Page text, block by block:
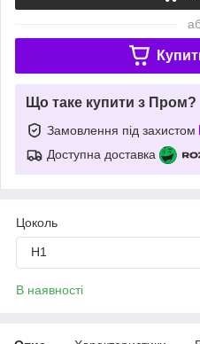
Що таке купити з Пром?
Замовлення під захистом
Доступна доставка
Цоколь
H1
В наявності